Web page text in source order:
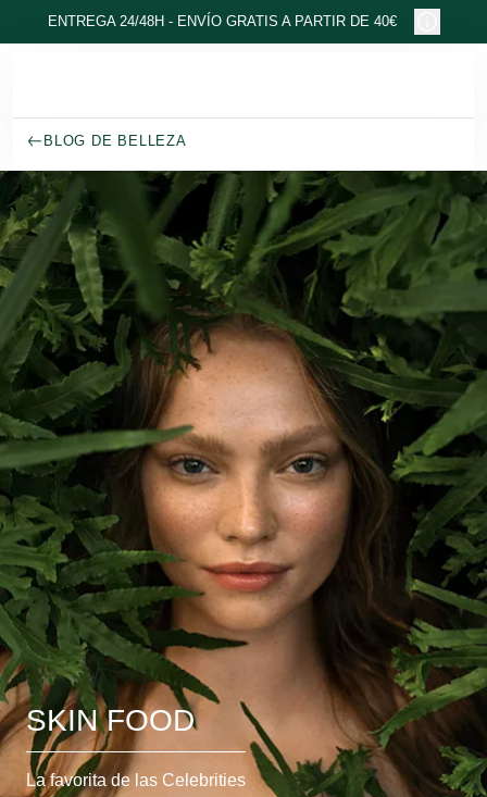
Ir al contenido principal
ENTREGA 24/48H - ENVÍO GRATIS A PARTIR DE 40€
BLOG DE BELLEZA
SKIN FOOD
La favorita de las Celebrities